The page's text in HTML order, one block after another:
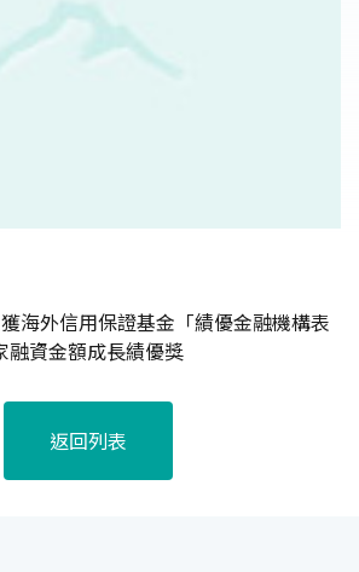
海外信用保證基金「績優金融機構表
融資金額成長績優獎
返回列表